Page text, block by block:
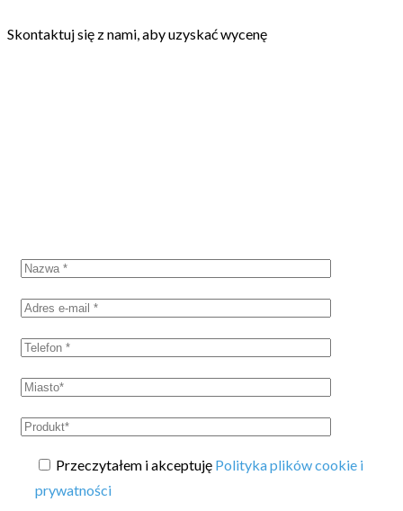
Skontaktuj się z nami, aby uzyskać wycenę
Przeczytałem i akceptuję Polityka plików cookie i
prywatności